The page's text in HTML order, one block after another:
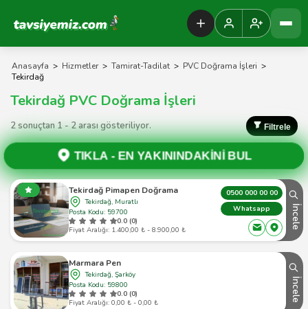
Tavsiyemiz Anasayfa
Anasayfa > Hizmetler > Tamirat-Tadilat > PVC Doğrama İşleri >
Tekirdağ
Tekirdağ PVC Doğrama İşleri
2 sonuçtan 1 - 2 arası gösteriliyor. Filtrele
TIKLA -EN YAKININDAKİNİ BUL
Tekirdağ Pimapen Doğrama
Tekirdağ, Muratlı
Posta Kodu: 59700
0.0 (0)
Fiyat Aralığı: 1.400,00 ₺ - 8.900,00 ₺
0500 000 00 00
Whatsapp
İncele
Marmara Pen
Tekirdağ, Şarköy
Posta Kodu: 59800
0.0 (0)
Fiyat Aralığı: 0,00 ₺ - 0,00 ₺
İncele